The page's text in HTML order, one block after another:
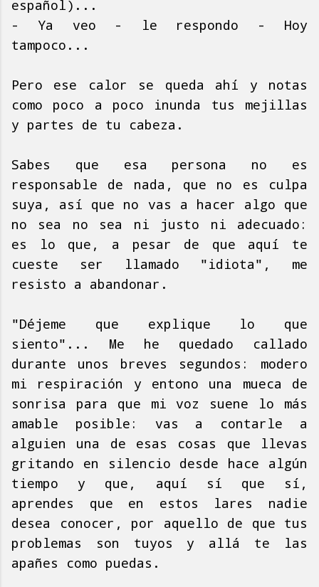
español)...
- Ya veo - le respondo - Hoy
tampoco...
Pero ese calor se queda ahí y notas
como poco a poco inunda tus mejillas
y partes de tu cabeza.
Sabes que esa persona no es
responsable de nada, que no es culpa
suya, así que no vas a hacer algo que
no sea no sea ni justo ni adecuado:
es lo que, a pesar de que aquí te
cueste ser llamado "idiota", me
resisto a abandonar.
"Déjeme que explique lo que
siento"... Me he quedado callado
durante unos breves segundos: modero
mi respiración y entono una mueca de
sonrisa para que mi voz suene lo más
amable posible: vas a contarle a
alguien una de esas cosas que llevas
gritando en silencio desde hace algún
tiempo y que, aquí sí que sí,
aprendes que en estos lares nadie
desea conocer, por aquello de que tus
problemas son tuyos y allá te las
apañes como puedas.